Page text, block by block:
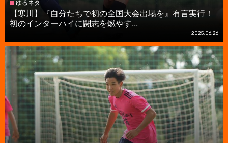
ゆるネタ
【寒川】『自分たちで初の全国大会出場を』有言実行！
初のインターハイに闘志を燃やす...
2025.06.26